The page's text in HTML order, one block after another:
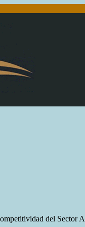
del Sector